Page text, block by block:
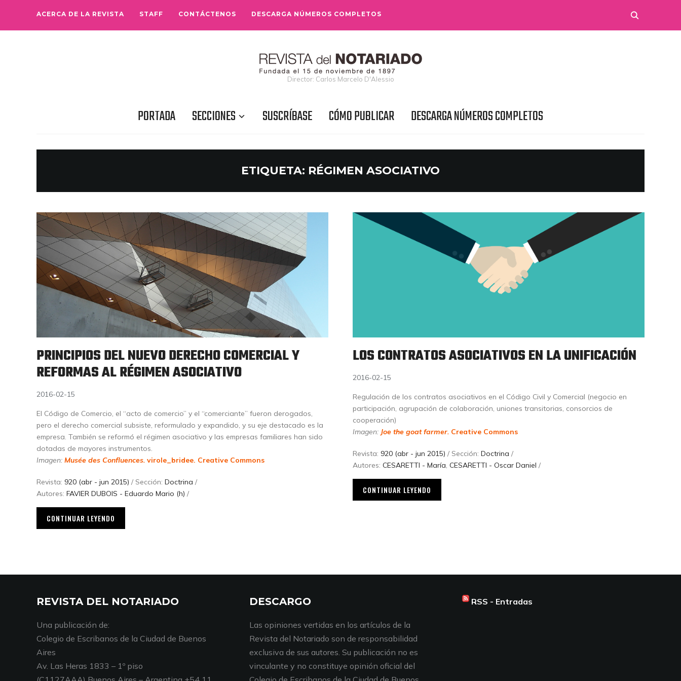
ACERCA DE LA REVISTA STAFF CONTÁCTENOS DESCARGA NÚMEROS COMPLETOS
Director: Carlos Marcelo D'Alessio
PORTADA SECCIONES SUSCRÍBASE CÓMO PUBLICAR DESCARGA NÚMEROS COMPLETOS
ETIQUETA: RÉGIMEN ASOCIATIVO
PRINCIPIOS DEL NUEVO DERECHO COMERCIAL Y
REFORMAS AL RÉGIMEN ASOCIATIVO
2016-02-15
El Código de Comercio, el “acto de comercio” y el “comerciante” fueron derogados,
pero el derecho comercial subsiste, reformulado y expandido, y su eje destacado es la
empresa. También se reformó el régimen asociativo y las empresas familiares han sido
dotadas de mayores instrumentos.
Imagen: Musée des Confluences. virole_bridee. Creative Commons
Revista: 920 (abr - jun 2015) / Sección: Doctrina /
Autores: FAVIER DUBOIS - Eduardo Mario (h) /
CONTINUAR LEYENDO
LOS CONTRATOS ASOCIATIVOS EN LA UNIFICACIÓN
2016-02-15
Regulación de los contratos asociativos en el Código Civil y Comercial (negocio en
participación, agrupación de colaboración, uniones transitorias, consorcios de
cooperación)
Imagen: Joe the goat farmer. Creative Commons
Revista: 920 (abr - jun 2015) / Sección: Doctrina /
Autores: CESARETTI - María, CESARETTI - Oscar Daniel /
CONTINUAR LEYENDO
REVISTA DEL NOTARIADO
Una publicación de:
Colegio de Escribanos de la Ciudad de Buenos
Aires
Av. Las Heras 1833 – 1º piso
DESCARGO
Las opiniones vertidas en los artículos de la
Revista del Notariado son de responsabilidad
exclusiva de sus autores. Su publicación no es
vinculante y no constituye opinión oficial del
RSS - Entradas